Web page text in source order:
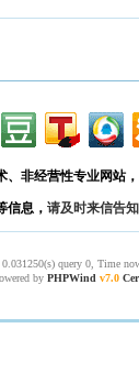
、非经营性专业网站
信息， 请及时来信告知
0.031250(s) query 0, Time
by PHPWind v7.0